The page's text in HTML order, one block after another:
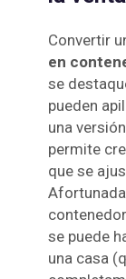
Convertir
en
se
pueden
una
permite
que se
se puede
una casa